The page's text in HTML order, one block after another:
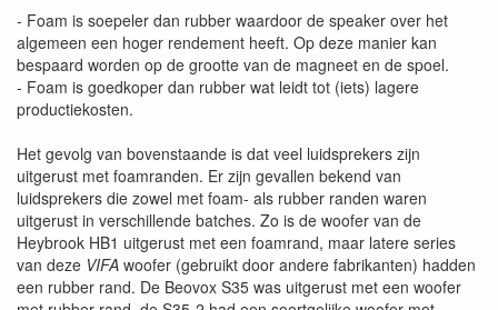
- Foam is soepeler dan rubber waardoor de speaker over het
algemeen een hoger rendement heeft. Op deze manier kan
bespaard worden op de grootte van de magneet en de spoel.
- Foam is goedkoper dan rubber wat leidt tot (iets) lagere
productiekosten.
Het gevolg van bovenstaande is dat veel luidsprekers zijn
uitgerust met foamranden. Er zijn gevallen bekend van
luidsprekers die zowel met foam- als rubber randen waren
uitgerust in verschillende batches. Zo is de woofer van de
Heybrook HB1 uitgerust met een foamrand, maar latere series
van deze VIFA woofer (gebruikt door andere fabrikanten) hadden
een rubber rand. De Beovox S35 was uitgerust met een woofer